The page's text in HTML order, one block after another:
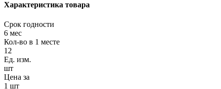
Характеристика товара
Срок годности
6 мес
Кол-во в 1 месте
12
Ед. изм.
шт
Цена за
1 шт